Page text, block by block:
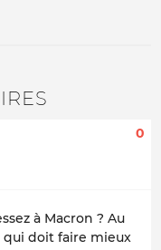
0
à Macron ? Au
qui doit faire mieux